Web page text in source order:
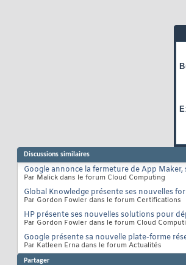
Discussions similaires
Google annonce la fermeture de App
Par Malick dans le forum Cloud Computing
Global Knowledge présente ses nouvelles
Par Gordon Fowler dans le forum Certifications
HP présente ses nouvelles solutions pour
Par Gordon Fowler dans le forum Cloud
Google présente sa nouvelle plate-forme
Par Katleen Erna dans le forum Actualités
Partager